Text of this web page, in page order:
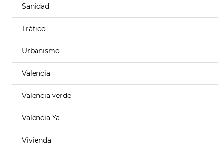
Sanidad
Tráfico
Urbanismo
Valencia
Valencia verde
Valencia Ya
Vivienda